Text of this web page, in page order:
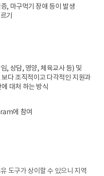
, 마구먹기 장애 등이 발생
기
, 상담, 영양, 체육교사 등) 및
다 조직적이고 다각적인 지원과
대처 하는 방식
에 참여
도구가 상이할 수 있으니 지역